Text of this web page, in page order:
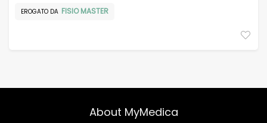
EROGATO DA FISIO MASTER
About MyMedica